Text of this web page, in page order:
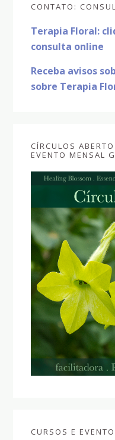
primária
CONTATO:
Terapia Floral:
consulta online
Receba avisos
sobre Terapia
CÍRCULOS
EVENTO MENSAL
CURSOS E